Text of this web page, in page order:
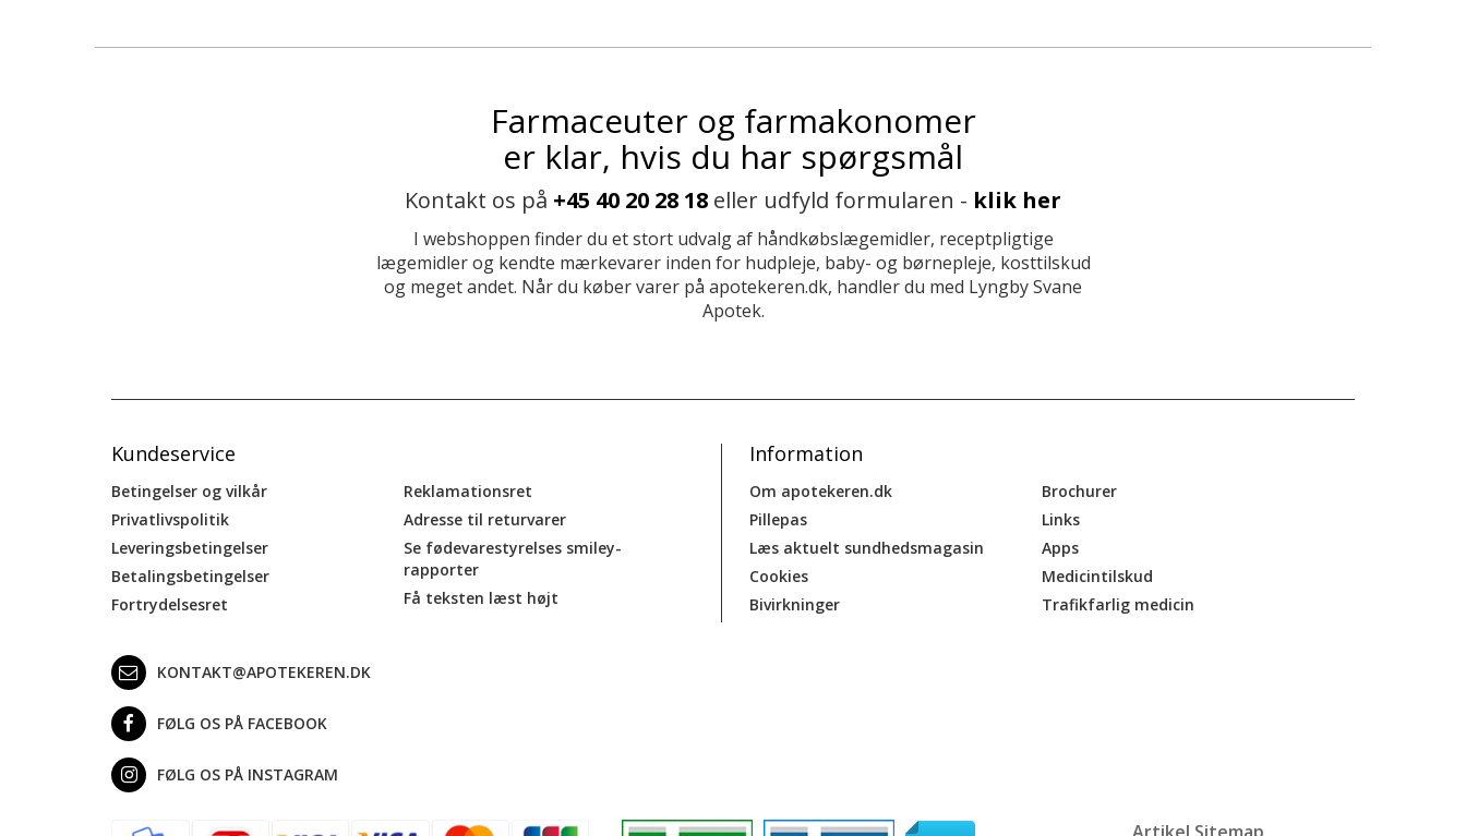
Farmaceuter og farmakonomer
er klar, hvis du har spørgsmål
Kontakt os på +45 40 20 28 18 eller udfyld formularen - klik her
I webshoppen finder du et stort udvalg af håndkøbslægemidler, receptpligtige
lægemidler og kendte mærkevarer inden for hudpleje, baby- og børnepleje, kosttilskud
og meget andet. Når du køber varer på apotekeren.dk, handler du med Lyngby Svane
Apotek.
Kundeservice
Betingelser og vilkår
Privatlivspolitik
Leveringsbetingelser
Betalingsbetingelser
Fortrydelsesret
Reklamationsret
Adresse til returvarer
Se fødevarestyrelses smiley-
rapporter
Få teksten læst højt
Information
Om apotekeren.dk
Pillepas
Læs aktuelt sundhedsmagasin
Cookies
Bivirkninger
Brochurer
Links
Apps
Medicintilskud
Trafikfarlig medicin
KONTAKT@APOTEKEREN.DK
FØLG OS PÅ FACEBOOK
FØLG OS PÅ INSTAGRAM